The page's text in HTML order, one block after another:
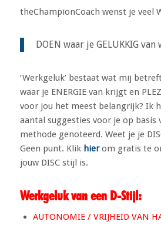
theChampionCoach wenst je veel
DOEN waar je GELUKKIG van
‘Werkgeluk’ bestaat wat mij
waar je ENERGIE van krijgt en
voor jou het meest belangrijk? Ik
aantal suggesties voor je op basis
methode genoteerd. Weet je je
Geen punt. Klik hierom gratis te
jouw DISC stijl is.
Werkgeluk van een D-Stijl:
AUTONOMIE / VRIJHEID VAN